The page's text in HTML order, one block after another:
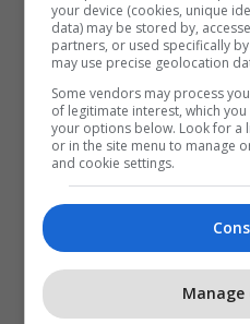
your device (cookies, unique
data) may be stored by,
partners, or used specifically
may use precise geolocation
Some vendors may process
of legitimate interest, which
your options below. Look for a
or in the site menu to manage
and cookie settings.